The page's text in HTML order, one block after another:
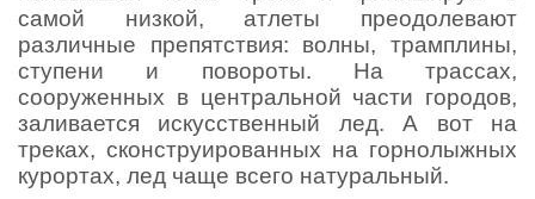
самой низкой, атлеты преодолевают
различные препятствия: волны, трамплины,
ступени и повороты. На трассах,
сооруженных в центральной части городов,
заливается искусственный лед. А вот на
треках, сконструированных на горнолыжных
курортах, лед чаще всего натуральный.